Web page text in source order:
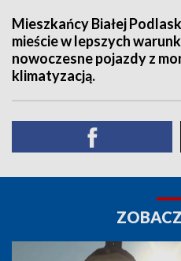
Mieszkańcy Białej
mieście w lepszych
nowoczesne pojazdy z
klimatyzacją.